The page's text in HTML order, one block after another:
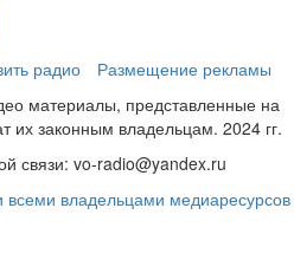
радио
Размещение рекламы
материалы, представленные на
их законным владельцам. 2024 гг.
связи: vo-radio@yandex.ru
владельцами медиаресурсов